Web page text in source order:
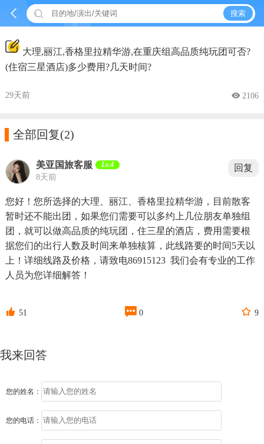
  搜索
大理,丽江,香格里拉精华游,在重庆组高品质纯玩团可否?
(住宿三星酒店)多少费用?几天时间?
29天前  2106
全部回复(2)
美亚国旅客服 Lv.4
8天前
回复
您好！您所选择的大理、丽江、香格里拉精华游，目前散客
暂时还不能出团，如果您们需要可以多约上几位朋友单独组
团，就可以做高品质的纯玩团，住三星的酒店，费用需要根
据您们的出行人数及时间来单独核算，此线路要的时间5天以
上！详细线路及价格，请致电86915123 我们会有专业的工作
人员为您详细解答！
 51  0  9
我来回答
您的姓名：
您的电话：